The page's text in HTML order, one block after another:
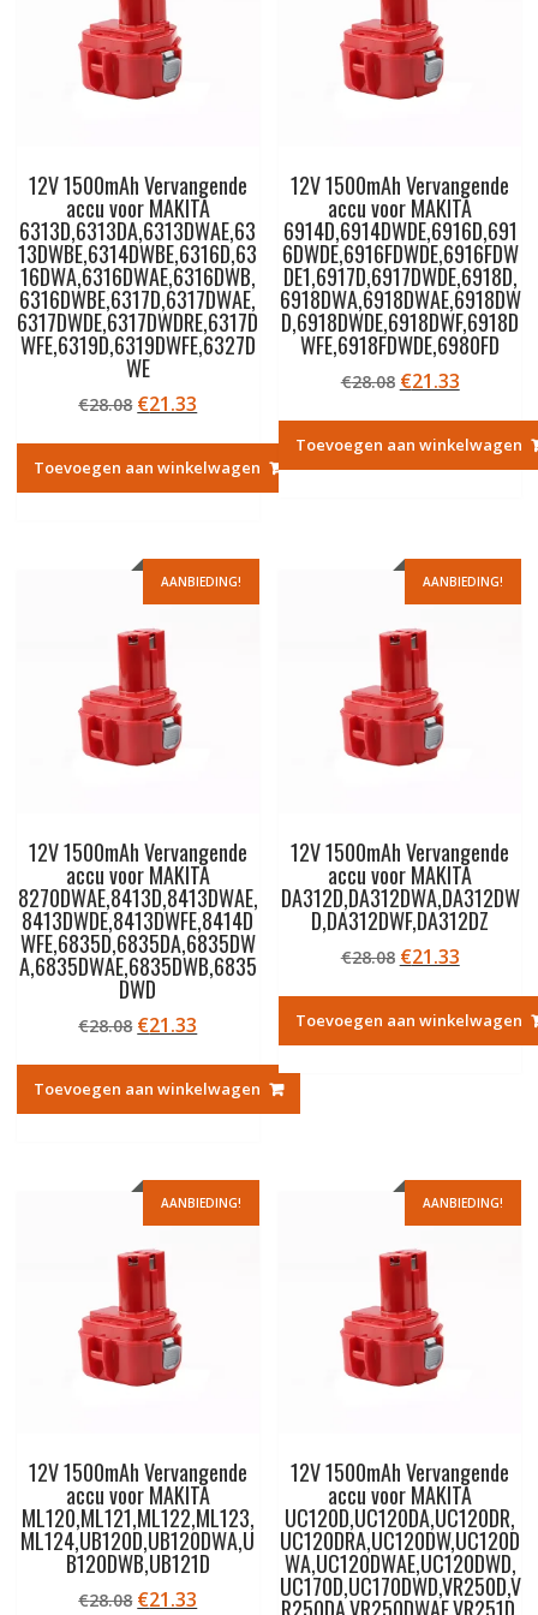
12V 1500mAh Vervangende
accu voor MAKITA
6313D,6313DA,6313DWAE,63
13DWBE,6314DWBE,6316D,63
16DWA,6316DWAE,6316DWB,
6316DWBE,6317D,6317DWAE,
6317DWDE,6317DWDRE,6317D
WFE,6319D,6319DWFE,6327D
WE
€28.08 Oorspronkelijke
was:
€28.08.
€21.33
is:
€21.33.
Toevoegen aan winkelwagen
12V 1500mAh Vervangende
accu voor MAKITA
6914D,6914DWDE,6916D,691
6DWDE,6916FDWDE,6916FDW
DE1,6917D,6917DWDE,6918D,
6918DWA,6918DWAE,6918DW
D,6918DWDE,6918DWF,6918D
WFE,6918FDWDE,6980FD
€28.08
was:
€28.08.
€21.33Huidige
is:
€21.33.
Toevoegen aan winkelwagen
AANBIEDING!
12V 1500mAh Vervangende
accu voor MAKITA
8270DWAE,8413D,8413DWAE,
8413DWDE,8413DWFE,8414D
WFE,6835D,6835DA,6835DW
A,6835DWAE,6835DWB,6835
DWD
€28.08 Oorspronkelijke
was:
€28.08.
€21.33
is:
€21.33.
Toevoegen aan winkelwagen
AANBIEDING!
12V 1500mAh Vervangende
accu voor MAKITA
DA312D,DA312DWA,DA312DW
D,DA312DWF,DA312DZ
€28.08
was:
€28.08.
€21.33Huidige
is:
€21.33.
Toevoegen aan winkelwagen
AANBIEDING!
12V 1500mAh Vervangende
accu voor MAKITA
ML120,ML121,ML122,ML123,
ML124,UB120D,UB120DWA,U
B120DWB,UB121D
€28.08 Oorspronkelijke
€21.33
AANBIEDING!
12V 1500mAh Vervangende
accu voor MAKITA
UC120D,UC120DA,UC120DR,
UC120DRA,UC120DW,UC120D
WA,UC120DWAE,UC120DWD,
UC170D,UC170DWD,VR250D,V